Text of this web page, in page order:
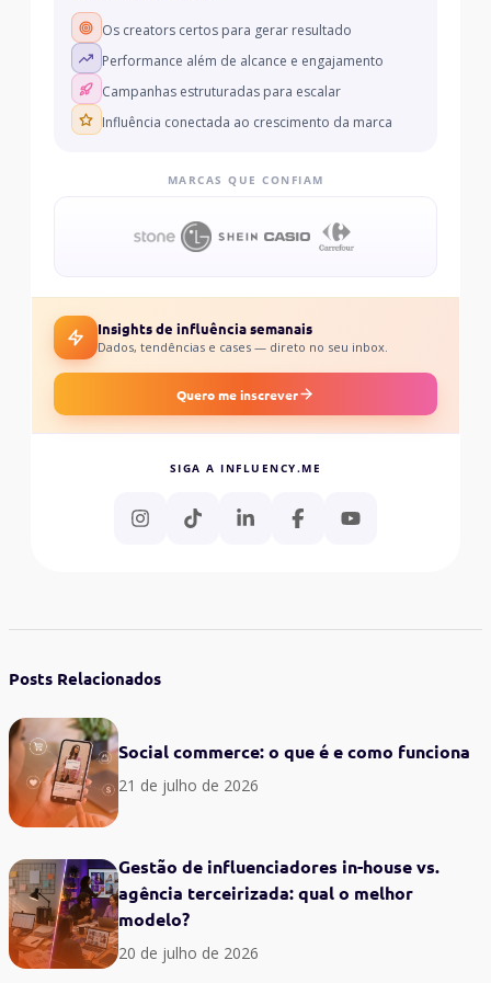
Os creators certos para gerar resultado
Performance além de alcance e engajamento
Campanhas estruturadas para escalar
Influência conectada ao crescimento da marca
MARCAS QUE CONFIAM
Insights de influência semanais
Dados, tendências e cases — direto no seu inbox.
Quero me inscrever
SIGA A INFLUENCY.ME
Posts Relacionados
Social commerce: o que é e como funciona
21 de julho de 2026
Gestão de influenciadores in-house vs.
agência terceirizada: qual o melhor
modelo?
20 de julho de 2026